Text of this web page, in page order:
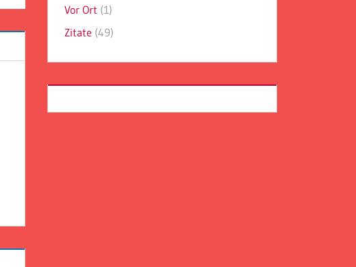
Vor Ort (1)
Zitate (49)